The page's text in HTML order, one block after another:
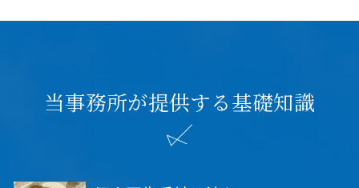
当事務所が提供する基礎知識